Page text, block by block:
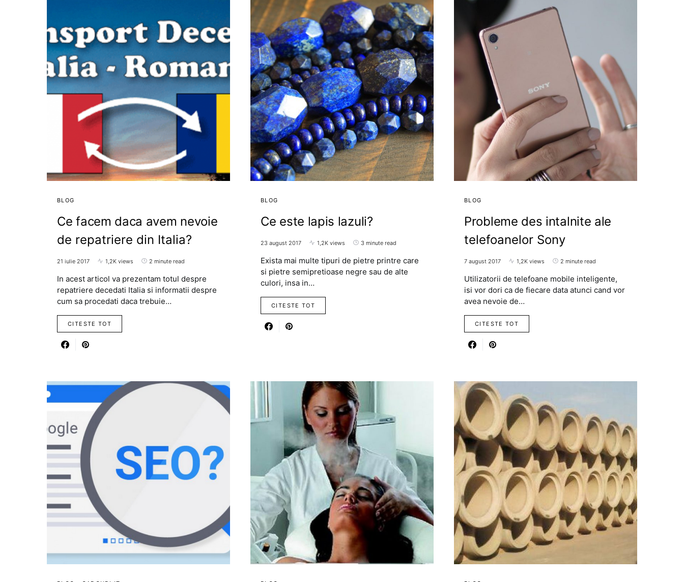
BLOG
Ce facem daca avem nevoie
de repatriere din Italia?
21 iulie 2017 1,2K views 2 minute read
In acest articol va prezentam totul despre
repatriere decedati Italia si informatii despre
cum sa procedati daca trebuie…
CITESTE TOT
BLOG
Ce este lapis lazuli?
23 august 2017 1,2K views 3 minute read
Exista mai multe tipuri de pietre printre care
si pietre semipretioase negre sau de alte
culori, insa in…
CITESTE TOT
BLOG
Probleme des intalnite ale
telefoanelor Sony
7 august 2017 1,2K views 2 minute read
Utilizatorii de telefoane mobile inteligente,
isi vor dori ca de fiecare data atunci cand vor
avea nevoie de…
CITESTE TOT